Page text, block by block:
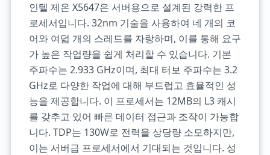
인텔 제온 X5647은 서버용으로 설계된 강력한 프
로세서입니다. 32nm 기술을 사용하여 네 개의 코
어와 여덟 개의 스레드를 자랑하며, 이를 통해 요구
가 높은 작업량을 쉽게 처리할 수 있습니다. 기본
주파수는 2.933 GHz이며, 최대 터보 주파수는 3.2
GHz로 다양한 작업에 대해 부드럽고 효율적인 성
능을 제공합니다. 이 프로세서는 12MB의 L3 캐시
를 갖추고 있어 빠른 데이터 접근과 조작이 가능합
니다. TDP는 130W로 전력을 상당량 소모하지만,
이는 서버급 프로세서에서 기대되는 것입니다. 성